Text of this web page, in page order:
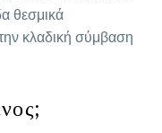
θεσμικά
κλαδική σύμβαση